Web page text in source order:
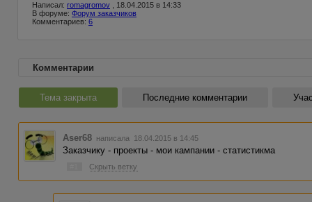
Написал: romagromov , 18.04.2015 в 14:33
В форуме: Форум заказчиков
Комментариев: 6
Комментарии
Тема закрыта Последние комментарии
Aser68 написала 18.04.2015 в 14:45
Заказчику - проекты - мои кампании - статистикма
Скрыть ветку